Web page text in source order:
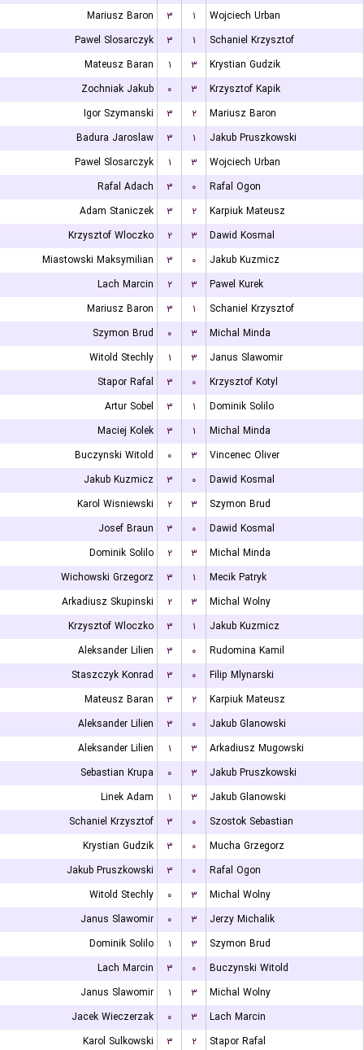
Mariusz Baron
۳ ۱
Wojciech Urban
Pawel Slosarczyk
۳ ۱
Schaniel Krzysztof
Mateusz Baran
۱ ۳
Krystian Gudzik
Zochniak Jakub
۰ ۳
Krzysztof Kapik
Igor Szymanski
۳ ۲
Mariusz Baron
Badura Jaroslaw
۳ ۱
Jakub Pruszkowski
Pawel Slosarczyk
۱ ۳
Wojciech Urban
Rafal Adach
۳ ۰
Rafal Ogon
Adam Staniczek
۳ ۲
Karpiuk Mateusz
Krzysztof Wloczko
۲ ۳
Dawid Kosmal
Miastowski Maksymilian
۳ ۰
Jakub Kuzmicz
Lach Marcin
۲ ۳
Pawel Kurek
Mariusz Baron
۳ ۱
Schaniel Krzysztof
Szymon Brud
۰ ۳
Michal Minda
Witold Stechly
۱ ۳
Janus Slawomir
Stapor Rafal
۳ ۰
Krzysztof Kotyl
Artur Sobel
۳ ۱
Dominik Solilo
Maciej Kolek
۳ ۱
Michal Minda
Buczynski Witold
۰ ۳
Vincenec Oliver
Jakub Kuzmicz
۳ ۰
Dawid Kosmal
Karol Wisniewski
۲ ۳
Szymon Brud
Josef Braun
۳ ۰
Dawid Kosmal
Dominik Solilo
۲ ۳
Michal Minda
Wichowski Grzegorz
۳ ۱
Mecik Patryk
Arkadiusz Skupinski
۲ ۳
Michal Wolny
Krzysztof Wloczko
۳ ۱
Jakub Kuzmicz
Aleksander Lilien
۳ ۰
Rudomina Kamil
Staszczyk Konrad
۳ ۰
Filip Mlynarski
Mateusz Baran
۳ ۲
Karpiuk Mateusz
Aleksander Lilien
۳ ۰
Jakub Glanowski
Aleksander Lilien
۱ ۳
Arkadiusz Mugowski
Sebastian Krupa
۰ ۳
Jakub Pruszkowski
Linek Adam
۱ ۳
Jakub Glanowski
Schaniel Krzysztof
۳ ۰
Szostok Sebastian
Krystian Gudzik
۳ ۰
Mucha Grzegorz
Jakub Pruszkowski
۳ ۰
Rafal Ogon
Witold Stechly
۰ ۳
Michal Wolny
Janus Slawomir
۰ ۳
Jerzy Michalik
Dominik Solilo
۱ ۳
Szymon Brud
Lach Marcin
۳ ۰
Buczynski Witold
Janus Slawomir
۱ ۳
Michal Wolny
Jacek Wieczerzak
۰ ۳
Lach Marcin
Karol Sulkowski
۳ ۲ Stapor Rafal